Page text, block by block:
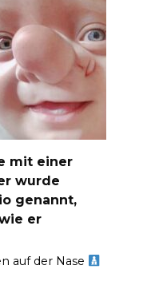
mit einer
wurde
genannt,
er
auf der Nase